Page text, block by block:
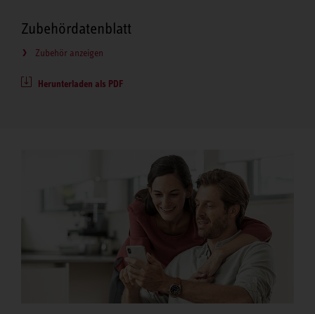
Zubehördatenblatt
Zubehör anzeigen
Herunterladen als PDF